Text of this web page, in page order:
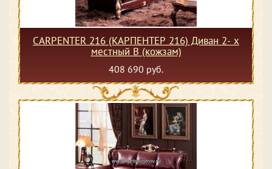
CARPENTER 216 (КАРПЕНТЕР 216) Диван 2- х
местный В (кожзам)
408 690 руб.